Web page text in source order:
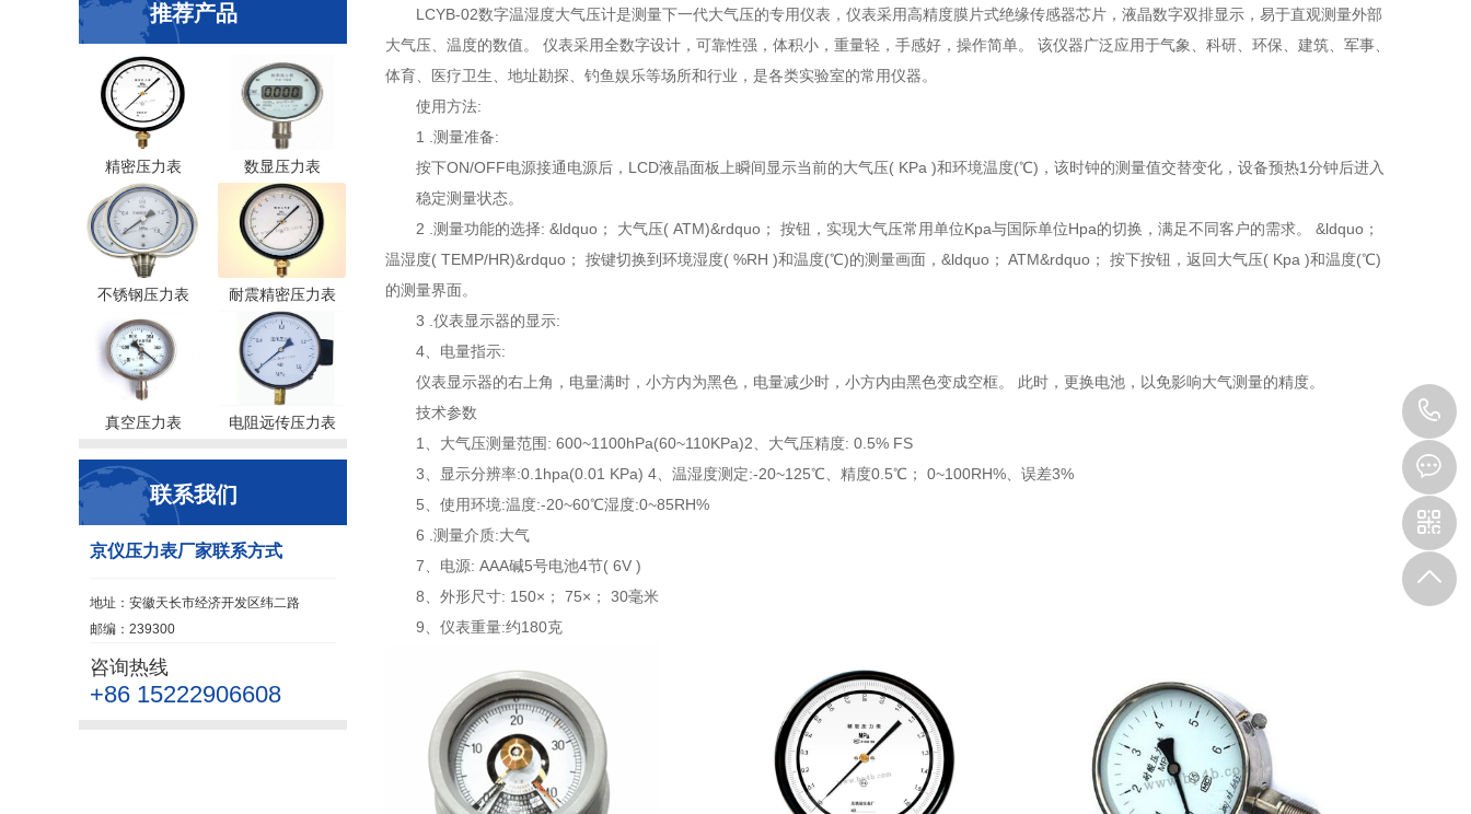
推荐产品
精密压力表 数显压力表
不锈钢压力表 耐震精密压力表
真空压力表 电阻远传压力表
联系我们
京仪压力表厂家联系方式
地址：安徽天长市经济开发区纬二路
邮编：239300
咨询热线
+86 15222906608
LCYB-02数字温湿度大气压计是测量下一代大气压的专用仪表，仪表采用高精度膜片式绝缘传感器芯片，液晶数字双排显示，易于直观测量外部
大气压、温度的数值。 仪表采用全数字设计，可靠性强，体积小，重量轻，手感好，操作简单。 该仪器广泛应用于气象、科研、环保、建筑、军事、
体育、医疗卫生、地址勘探、钓鱼娱乐等场所和行业，是各类实验室的常用仪器。
使用方法:
1 .测量准备:
按下ON/OFF电源接通电源后，LCD液晶面板上瞬间显示当前的大气压( KPa )和环境温度(℃)，该时钟的测量值交替变化，设备预热1分钟后进入
稳定测量状态。
2 .测量功能的选择: &ldquo； 大气压( ATM)&rdquo； 按钮，实现大气压常用单位Kpa与国际单位Hpa的切换，满足不同客户的需求。 &ldquo；
温湿度( TEMP/HR)&rdquo； 按键切换到环境湿度( %RH )和温度(℃)的测量画面，&ldquo； ATM&rdquo； 按下按钮，返回大气压( Kpa )和温度(℃)
的测量界面。
3 .仪表显示器的显示:
4、电量指示:
仪表显示器的右上角，电量满时，小方内为黑色，电量减少时，小方内由黑色变成空框。 此时，更换电池，以免影响大气测量的精度。
技术参数
1、大气压测量范围: 600~1100hPa(60~110KPa)2、大气压精度: 0.5% FS
3、显示分辨率:0.1hpa(0.01 KPa) 4、温湿度测定:-20~125℃、精度0.5℃； 0~100RH%、误差3%
5、使用环境:温度:-20~60℃湿度:0~85RH%
6 .测量介质:大气
7、电源: AAA碱5号电池4节( 6V )
8、外形尺寸: 150×； 75×； 30毫米
9、仪表重量:约180克